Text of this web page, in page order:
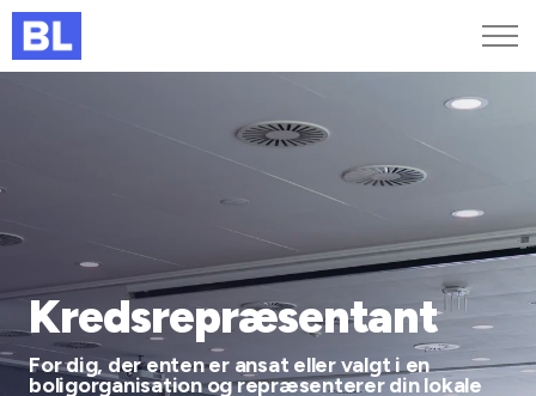
Kurser og arrangementer
Jobportalen
Kredsrepræsentant
For dig, der enten er ansat eller valgt i en
boligorganisation og repræsenterer din lokale